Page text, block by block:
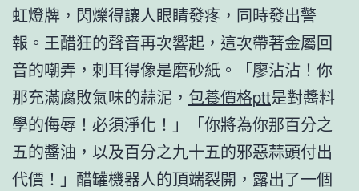
虹燈牌，閃爍得讓人眼睛發疼，同時發出警
報。王醋狂的聲音再次響起，這次帶著金屬回
音的嘲弄，刺耳得像是磨砂紙。「廖沾沾！你
那充滿腐敗氣味的蒜泥， 包養價格ptt是對醬料
學的侮辱！必須淨化！」「你將為你那百分之
五的醬油，以及百分之九十五的邪惡蒜頭付出
代價！」醋罐機器人的頂端裂開，露出了一個